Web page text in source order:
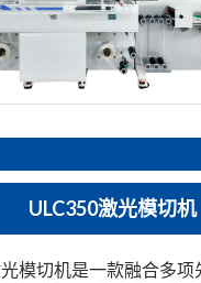
ULC350激光模切机
模切机是一款融合多项